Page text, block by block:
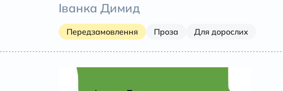
Іванка Димид
Передзамовлення Проза Для дорослих